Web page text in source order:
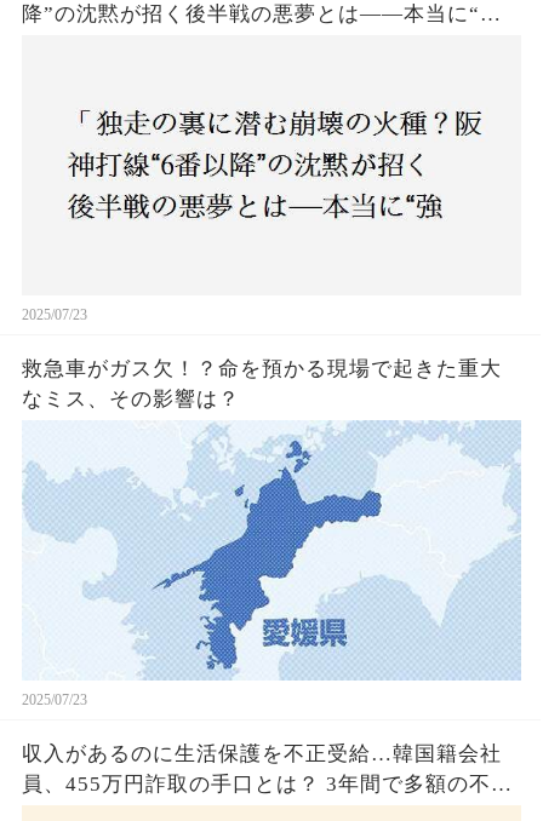
降”の沈黙が招く後半戦の悪夢とは——本当に“強
2025/07/23
救急車がガス欠！？命を預かる現場で起きた重大
なミス、その影響は？
2025/07/23
収入があるのに生活保護を不正受給…韓国籍会社
員、455万円詐取の手口とは？ 3年間で多額の不正